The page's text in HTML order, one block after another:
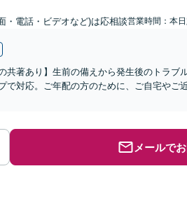
・電話・ビデオなど)は応相談営業時間：本日
共著あり】生前の備えから発生後のトラブ
で対応。ご年配の方のために、ご自宅やご
メールで